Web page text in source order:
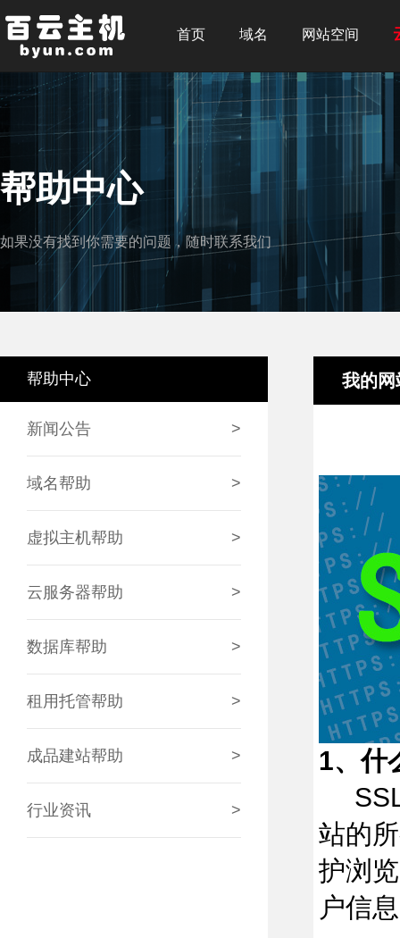
首页 域名 网站空间
帮助中心
如果没有找到你需要的问题，随时联系我们
帮助中心
>
新闻公告
>
域名帮助
>
虚拟主机帮助
>
云服务器帮助
>
数据库帮助
>
租用托管帮助
>
成品建站帮助
>
行业资讯
我的网
1、什
SSL
站的
护浏
户信